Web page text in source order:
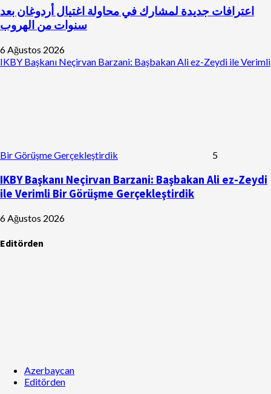
اعترافات جديدة لمشارك في محاولة اغتيال أردوغان بعد
سنوات من الهروب
6 Ağustos 2026
IKBY Başkanı Neçirvan Barzani: Başbakan Ali ez-Zeydi ile Verimli
Bir Görüşme Gerçekleştirdik 5
IKBY Başkanı Neçirvan Barzani: Başbakan Ali ez-Zeydi
ile Verimli Bir Görüşme Gerçekleştirdik
6 Ağustos 2026
Editörden
Azerbaycan
Editörden